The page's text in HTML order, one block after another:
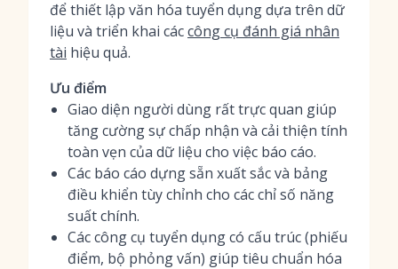
để thiết lập văn hóa tuyển dụng dựa trên dữ
liệu và triển khai cáccông cụ đánh giá nhân
tài hiệu quả.
Ưu điểm
Giao diện người dùng rất trực quan giúp
tăng cường sự chấp nhận và cải thiện tính
toàn vẹn của dữ liệu cho việc báo cáo.
Các báo cáo dựng sẵn xuất sắc và bảng
điều khiển tùy chỉnh cho các chỉ số năng
suất chính.
Các công cụ tuyển dụng có cấu trúc (phiếu
điểm, bộ phỏng vấn) giúp tiêu chuẩn hóa